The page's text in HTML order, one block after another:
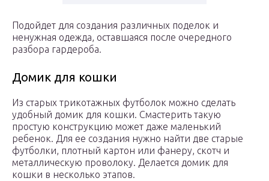
Подойдет для создания различных поделок и
ненужная одежда, оставшаяся после очередного
разбора гардероба.
Домик для кошки
Из старых трикотажных футболок можно сделать
удобный домик для кошки. Смастерить такую
простую конструкцию может даже маленький
ребенок. Для ее создания нужно найти две старые
футболки, плотный картон или фанеру, скотч и
металлическую проволоку. Делается домик для
кошки в несколько этапов.